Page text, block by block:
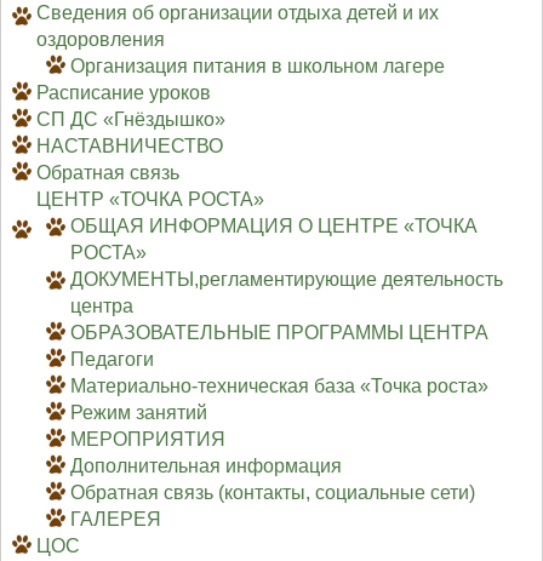
Сведения об организации отдыха детей и их
оздоровления
Организация питания в школьном лагере
Расписание уроков
СП ДС «Гнёздышко»
НАСТАВНИЧЕСТВО
Обратная связь
ЦЕНТР «ТОЧКА РОСТА»
ОБЩАЯ ИНФОРМАЦИЯ О ЦЕНТРЕ «ТОЧКА
РОСТА»
ДОКУМЕНТЫ,регламентирующие деятельность
центра
ОБРАЗОВАТЕЛЬНЫЕ ПРОГРАММЫ ЦЕНТРА
Педагоги
Материально-техническая база «Точка роста»
Режим занятий
МЕРОПРИЯТИЯ
Дополнительная информация
Обратная связь (контакты, социальные сети)
ГАЛЕРЕЯ
ЦОС